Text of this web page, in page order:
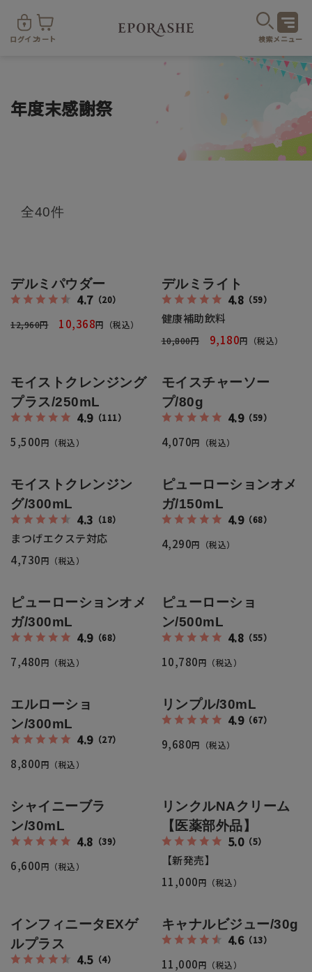
ログインカート 検索メニュー
スキンケア
メイクアップ
サプリメント
シミ・くすみ
全商品一覧
ご注文方法
お支払方法
返品・交換・キャンセルについて
よくあるご質問
定期便サービスについて
定期便サービスご利用ガイド
プライバシーポリシー
年度末感謝祭
全40件
デルミパウダー
4.7（20）
12,960円 10,368円（税込）
デルミライト
4.8 （59）
健康補助飲料
10,800円 9,180円（税込）
モイストクレンジング
プラス/250mL
4.9（111）
5,500円（税込）
モイスチャーソー
プ/80g
4.9（59）
4,070円（税込）
モイストクレンジン
グ/300mL
4.3 （18）
まつげエクステ対応
4,730円（税込）
ピューローションオメ
ガ/150mL
4.9（68）
4,290円（税込）
ピューローションオメ
ガ/300mL
4.9（68）
7,480円（税込）
ピューローショ
ン/500mL
4.8 （55）
10,780円（税込）
エルローショ
ン/300mL
4.9（27）
8,800円（税込）
リンプル/30mL
4.9（67）
9,680円（税込）
シャイニーブラ
ン/30mL
4.8 （39）
6,600円（税込）
リンクルNAクリーム
【医薬部外品】
5.0（5）
【新発売】
11,000円（税込）
インフィニータEXゲ
ルプラス
4.5（4）
キャナルビジュー/30g
4.6（13）
11,000円（税込）